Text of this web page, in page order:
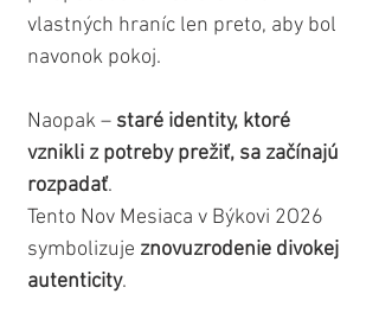
vlastných hraníc len preto, aby bol
navonok pokoj.
Naopak – staré identity, ktoré
vznikli z potreby prežiť, sa začínajú
rozpadať.
Tento Nov Mesiaca v Býkovi 2O26
symbolizuje znovuzrodenie divokej
autenticity.